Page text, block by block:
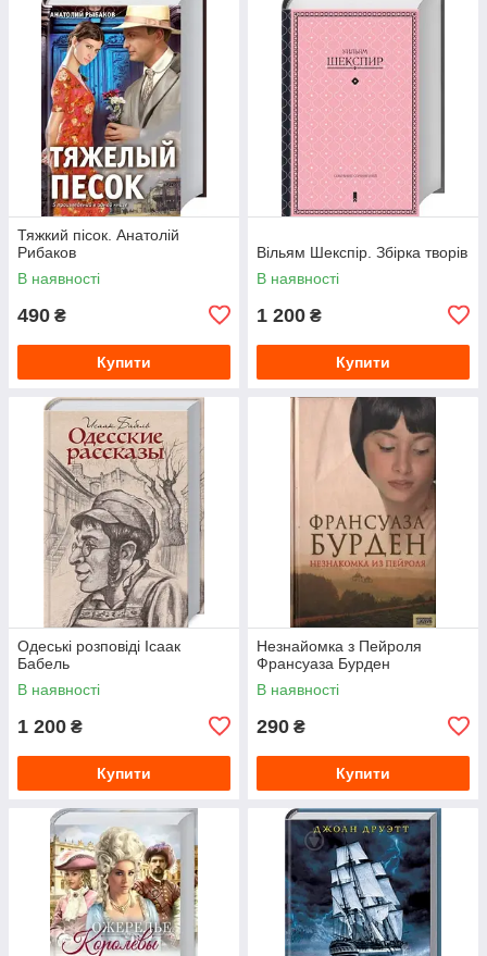
Тяжкий пісок. Анатолій
Рибаков
В наявності
490 ₴
Купити
Вільям Шекспір. Збірка творів
В наявності
1 200 ₴
Купити
Одеські розповіді Ісаак
Бабель
В наявності
1 200 ₴
Купити
Незнайомка з Пейроля
Франсуаза Бурден
В наявності
290 ₴
Купити